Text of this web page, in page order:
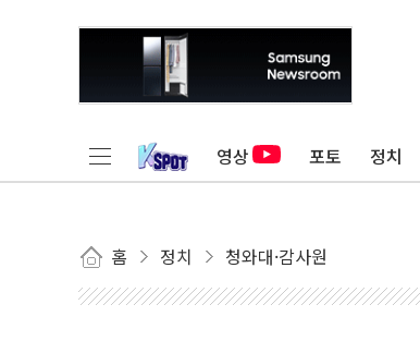
영상 포토 정치
홈 정치 청와대·감사원